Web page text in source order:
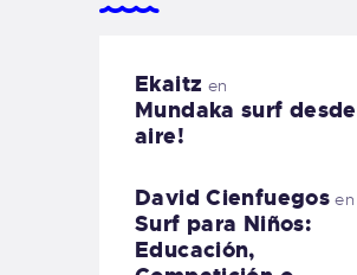
Ekaitz en
Mundaka surf
aire!
David Cienfuegos en
Surf para Niños:
Educación,